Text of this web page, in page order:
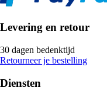
Levering en retour
30 dagen bedenktijd
Retourneer je bestelling
Diensten